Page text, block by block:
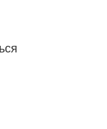
съемная дежа. В